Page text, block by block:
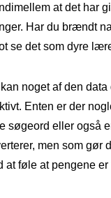
at det har
Har du brændt
se det som dyre
noget af den data
Enten er der
søgeord eller også
men som gør
at føle at pengene